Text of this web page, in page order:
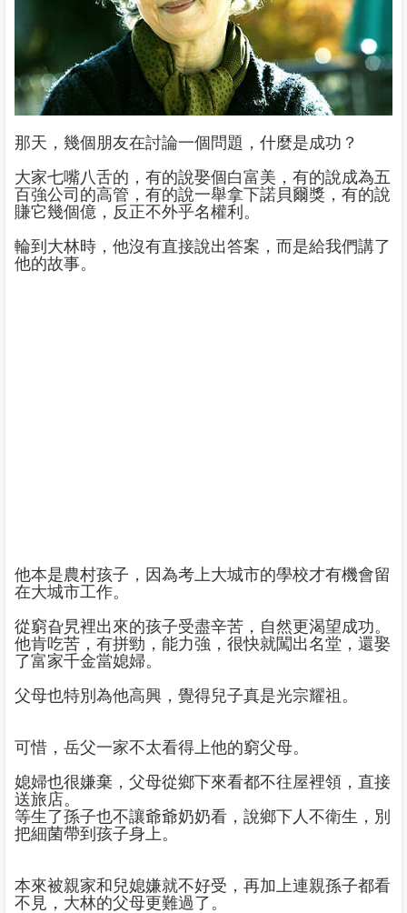
那天，幾個朋友在討論一個問題，什麼是成功？
大家七嘴八舌的，有的說娶個白富美，有的說成為五
百強公司的高管，有的說一舉拿下諾貝爾獎，有的說
賺它幾個億，反正不外乎名權利。
輪到大林時，他沒有直接說出答案，而是給我們講了
他的故事。
他本是農村孩子，因為考上大城市的學校才有機會留
在大城市工作。
從窮旮旯裡出來的孩子受盡辛苦，自然更渴望成功。
他肯吃苦，有拼勁，能力強，很快就闖出名堂，還娶
了富家千金當媳婦。
父母也特別為他高興，覺得兒子真是光宗耀祖。
可惜，岳父一家不太看得上他的窮父母。
媳婦也很嫌棄，父母從鄉下來看都不往屋裡領，直接
送旅店。
等生了孫子也不讓爺爺奶奶看，說鄉下人不衛生，別
把細菌帶到孩子身上。
本來被親家和兒媳嫌就不好受，再加上連親孫子都看
不見，大林的父母更難過了。